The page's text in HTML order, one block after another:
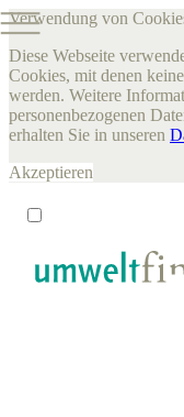
Verwendung von
Diese Webseite
Cookies, mit denen
werden. Weitere
personenbezogenen
erhalten Sie in unseren
Akzeptieren